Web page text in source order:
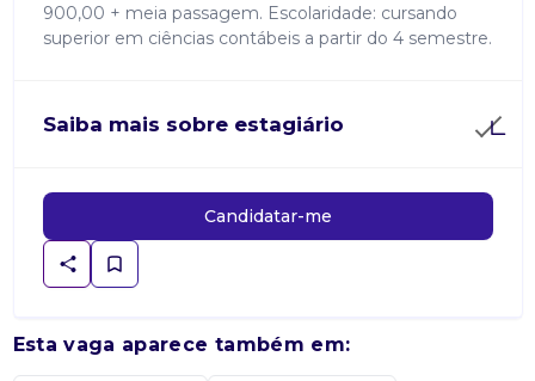
900,00 + meia passagem. Escolaridade: cursando
superior em ciências contábeis a partir do 4 semestre.
Saiba mais sobre estagiário
Candidatar-me
Esta vaga aparece também em: